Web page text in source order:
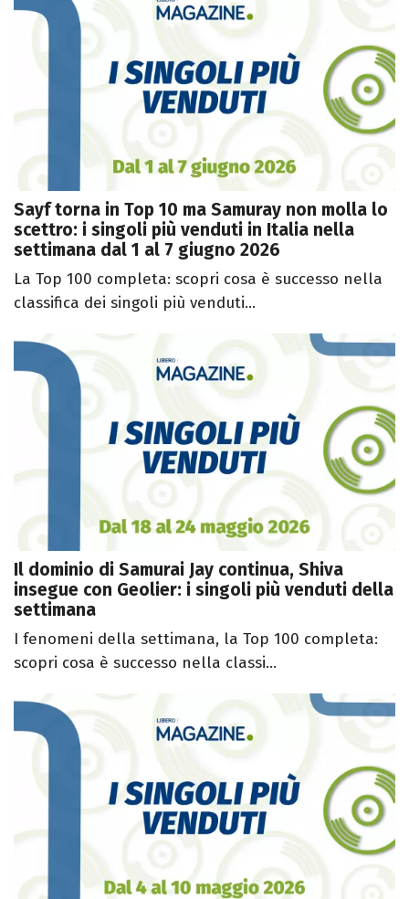
Sayf torna in Top 10 ma Samuray non molla lo
scettro: i singoli più venduti in Italia nella
settimana dal 1 al 7 giugno 2026
La Top 100 completa: scopri cosa è successo nella
classifica dei singoli più venduti...
Il dominio di Samurai Jay continua, Shiva
insegue con Geolier: i singoli più venduti della
settimana
I fenomeni della settimana, la Top 100 completa:
scopri cosa è successo nella classi...